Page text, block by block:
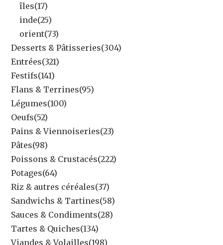
îles(17)
inde(25)
orient(73)
Desserts & Pâtisseries(304)
Entrées(321)
Festifs(141)
Flans & Terrines(95)
Légumes(100)
Oeufs(52)
Pains & Viennoiseries(23)
Pâtes(98)
Poissons & Crustacés(222)
Potages(64)
Riz & autres céréales(37)
Sandwichs & Tartines(58)
Sauces & Condiments(28)
Tartes & Quiches(134)
Viandes & Volailles(198)